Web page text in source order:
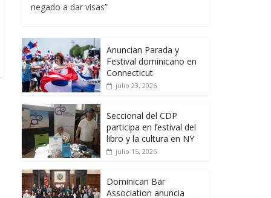
negado a dar visas”
Anuncian Parada y
Festival dominicano en
Connecticut
julio 23, 2026
Seccional del CDP
participa en festival del
libro y la cultura en NY
julio 15, 2026
Dominican Bar
Association anuncia